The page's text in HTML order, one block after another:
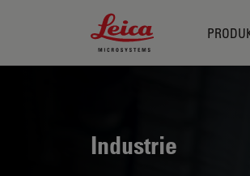
Leica Microsystems Logo
Industrie